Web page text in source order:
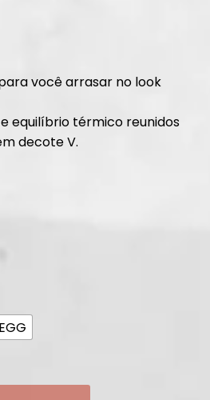
você arrasar no look
equilíbrio térmico reunidos
decote V.
EGG